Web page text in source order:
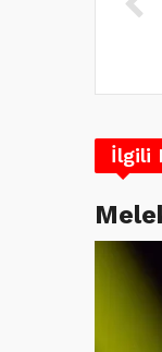
İlgili